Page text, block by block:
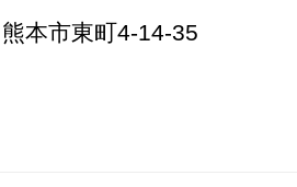
本市東町4-14-35